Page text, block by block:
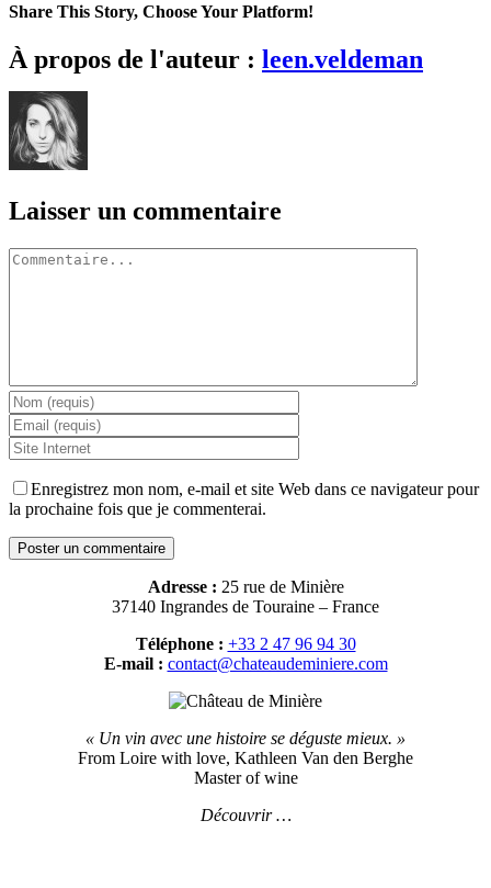
Share This Story, Choose Your Platform!
Facebook
X
Bluesky
Reddit
LinkedIn
WhatsApp
Telegram
Tumblr
Pinterest
Xing
Email
À propos de l'auteur : leen.veldeman
Laisser un commentaire
Commentaire
Enregistrez mon nom, e-mail et site Web dans ce navigateur pour
la prochaine fois que je commenterai.
Adresse : 25 rue de Minière
37140 Ingrandes de Touraine – France
Téléphone : +33 2 47 96 94 30
E-mail : contact@chateaudeminiere.com
« Un vin avec une histoire se déguste mieux. »
From Loire with love, Kathleen Van den Berghe
Master of wine
Découvrir …